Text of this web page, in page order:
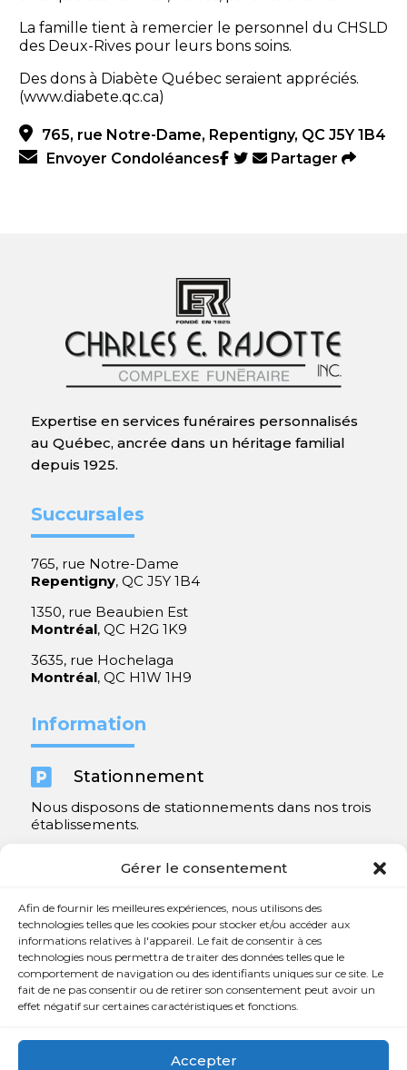
Gérer le consentement
Afin de fournir les meilleures expériences, nous utilisons des
technologies telles que les cookies pour stocker et/ou accéder aux
informations relatives à l'appareil. Le fait de consentir à ces
technologies nous permettra de traiter des données telles que le
comportement de navigation ou des identifiants uniques sur ce site. Le
fait de ne pas consentir ou de retirer son consentement peut avoir un
effet négatif sur certaines caractéristiques et fonctions.
Accepter
La famille tient à remercier le personnel du CHSLD
des Deux-Rives pour leurs bons soins.
Des dons à Diabète Québec seraient appréciés.
(www.diabete.qc.ca)
765, rue Notre-Dame, Repentigny, QC J5Y 1B4
Envoyer Condoléances
Partager
Expertise en services funéraires personnalisés
au Québec, ancrée dans un héritage familial
depuis 1925.
Succursales
765, rue Notre-Dame
Repentigny, QC J5Y 1B4
1350, rue Beaubien Est
Montréal, QC H2G 1K9
3635, rue Hochelaga
Montréal, QC H1W 1H9
Information
 Stationnement
Nous disposons de stationnements dans nos trois
établissements.
Contact
 450 654-3342
 info@charlesrajotte.com
765, rue Notre-Dame